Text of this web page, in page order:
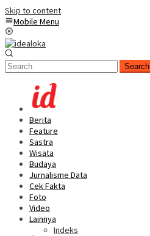
Skip to content
Mobile Menu
Search
Berita
Feature
Sastra
Wisata
Budaya
Jurnalisme Data
Cek Fakta
Foto
Video
Lainnya
Indeks